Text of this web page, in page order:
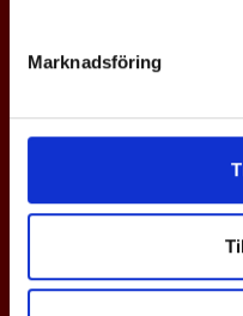
Marknadsföring
En svensk
med tillväxt och